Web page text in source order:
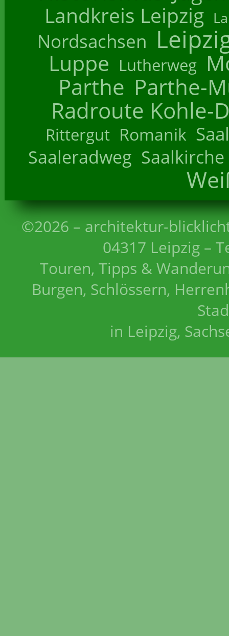
Landkreis Leipzig
Nordsachsen
Luppe Lutherweg
Parthe Parthe-
Radroute Kohle-
Rittergut Romanik
Saaleradweg Saalkirche
©2026 – architektur-
04317 Leipzig –
Touren, Tipps &
Burgen, Schlössern,
in Leipzig,